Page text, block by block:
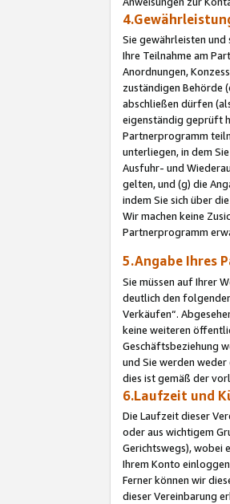
Sie gewährleisten
Ihre Teilnahme am
Anordnungen,
zuständigen Behörde
abschließen dürfen
eigenständig geprüft
Partnerprogramm
unterliegen, in dem
Ausfuhr- und
gelten, und (g) die
indem Sie sich über
Wir machen keine
Partnerprogramm
5.Angabe Ihres
Sie müssen auf Ihrer
deutlich den
Verkäufen“.
keine weiteren
Geschäftsbeziehung
und Sie werden
dies ist gemäß der
6.Laufzeit und
Die Laufzeit dieser
oder aus wichtigem
Gerichtswegs), wobei
Ihrem Konto
Ferner können wir
dieser Vereinbarung